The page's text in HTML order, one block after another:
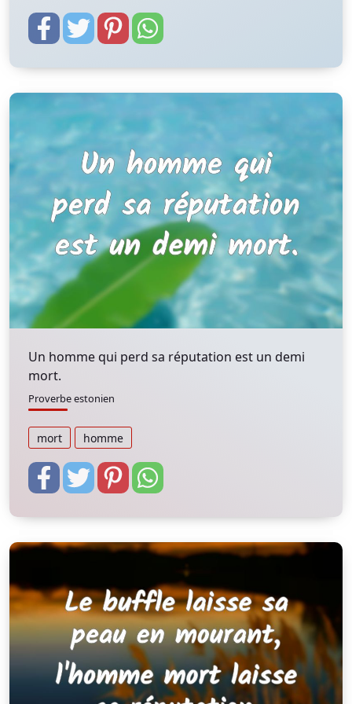
Un homme qui perd sa réputation est un demi
mort.
Proverbe estonien
mort homme